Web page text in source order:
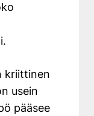
kriittinen
usein
pääsee